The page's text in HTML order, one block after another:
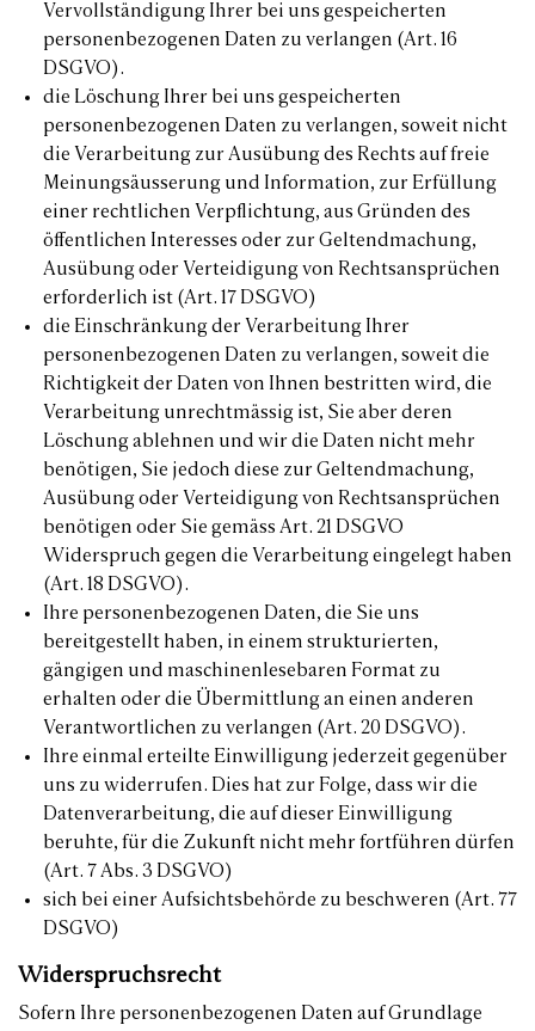
Vervollständigung Ihrer bei uns gespeicherten
personenbezogenen Daten zu verlangen (Art. 16
DSGVO).
die Löschung Ihrer bei uns gespeicherten
personenbezogenen Daten zu verlangen, soweit nicht
die Verarbeitung zur Ausübung des Rechts auf freie
Meinungsäusserung und Information, zur Erfüllung
einer rechtlichen Verpflichtung, aus Gründen des
öffentlichen Interesses oder zur Geltendmachung,
Ausübung oder Verteidigung von Rechtsansprüchen
erforderlich ist (Art. 17 DSGVO)
die Einschränkung der Verarbeitung Ihrer
personenbezogenen Daten zu verlangen, soweit die
Richtigkeit der Daten von Ihnen bestritten wird, die
Verarbeitung unrechtmässig ist, Sie aber deren
Löschung ablehnen und wir die Daten nicht mehr
benötigen, Sie jedoch diese zur Geltendmachung,
Ausübung oder Verteidigung von Rechtsansprüchen
benötigen oder Sie gemäss Art. 21 DSGVO
Widerspruch gegen die Verarbeitung eingelegt haben
(Art. 18 DSGVO).
Ihre personenbezogenen Daten, die Sie uns
bereitgestellt haben, in einem strukturierten,
gängigen und maschinenlesebaren Format zu
erhalten oder die Übermittlung an einen anderen
Verantwortlichen zu verlangen (Art. 20 DSGVO).
Ihre einmal erteilte Einwilligung jederzeit gegenüber
uns zu widerrufen. Dies hat zur Folge, dass wir die
Datenverarbeitung, die auf dieser Einwilligung
beruhte, für die Zukunft nicht mehr fortführen dürfen
(Art. 7 Abs. 3 DSGVO)
sich bei einer Aufsichtsbehörde zu beschweren (Art. 77
DSGVO)
Widerspruchsrecht
Sofern Ihre personenbezogenen Daten auf Grundlage